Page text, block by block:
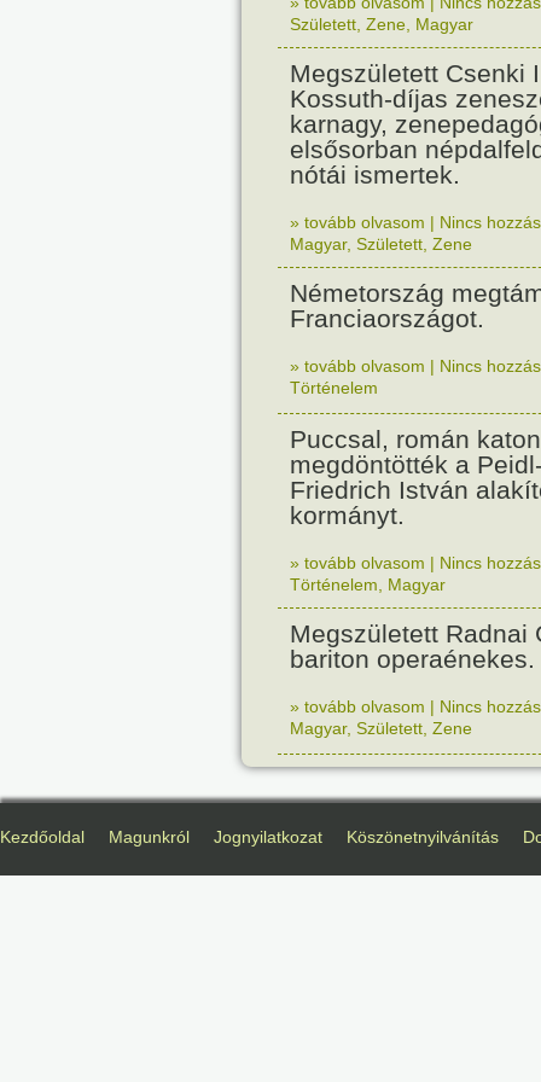
Született Zene Magyar
Megszületett Csenki
Kossuth-díjas
karnagy,
elsősorban
nótái ismertek.
» tovább olvasom | Nincs
Magyar, Született Zene
Németország
Franciaországot.
» tovább olvasom | Nincs
Történelem
Puccsal, román
megdöntötték a
Friedrich István
kormányt.
» tovább olvasom | Nincs
Történelem
Magyar
Megszületett Radnai
bariton operaénekes.
» tovább olvasom | Nincs
Magyar, Született Zene
Kezdőoldal Magunkról Jognyilatkozat Köszönetnyilvánítás